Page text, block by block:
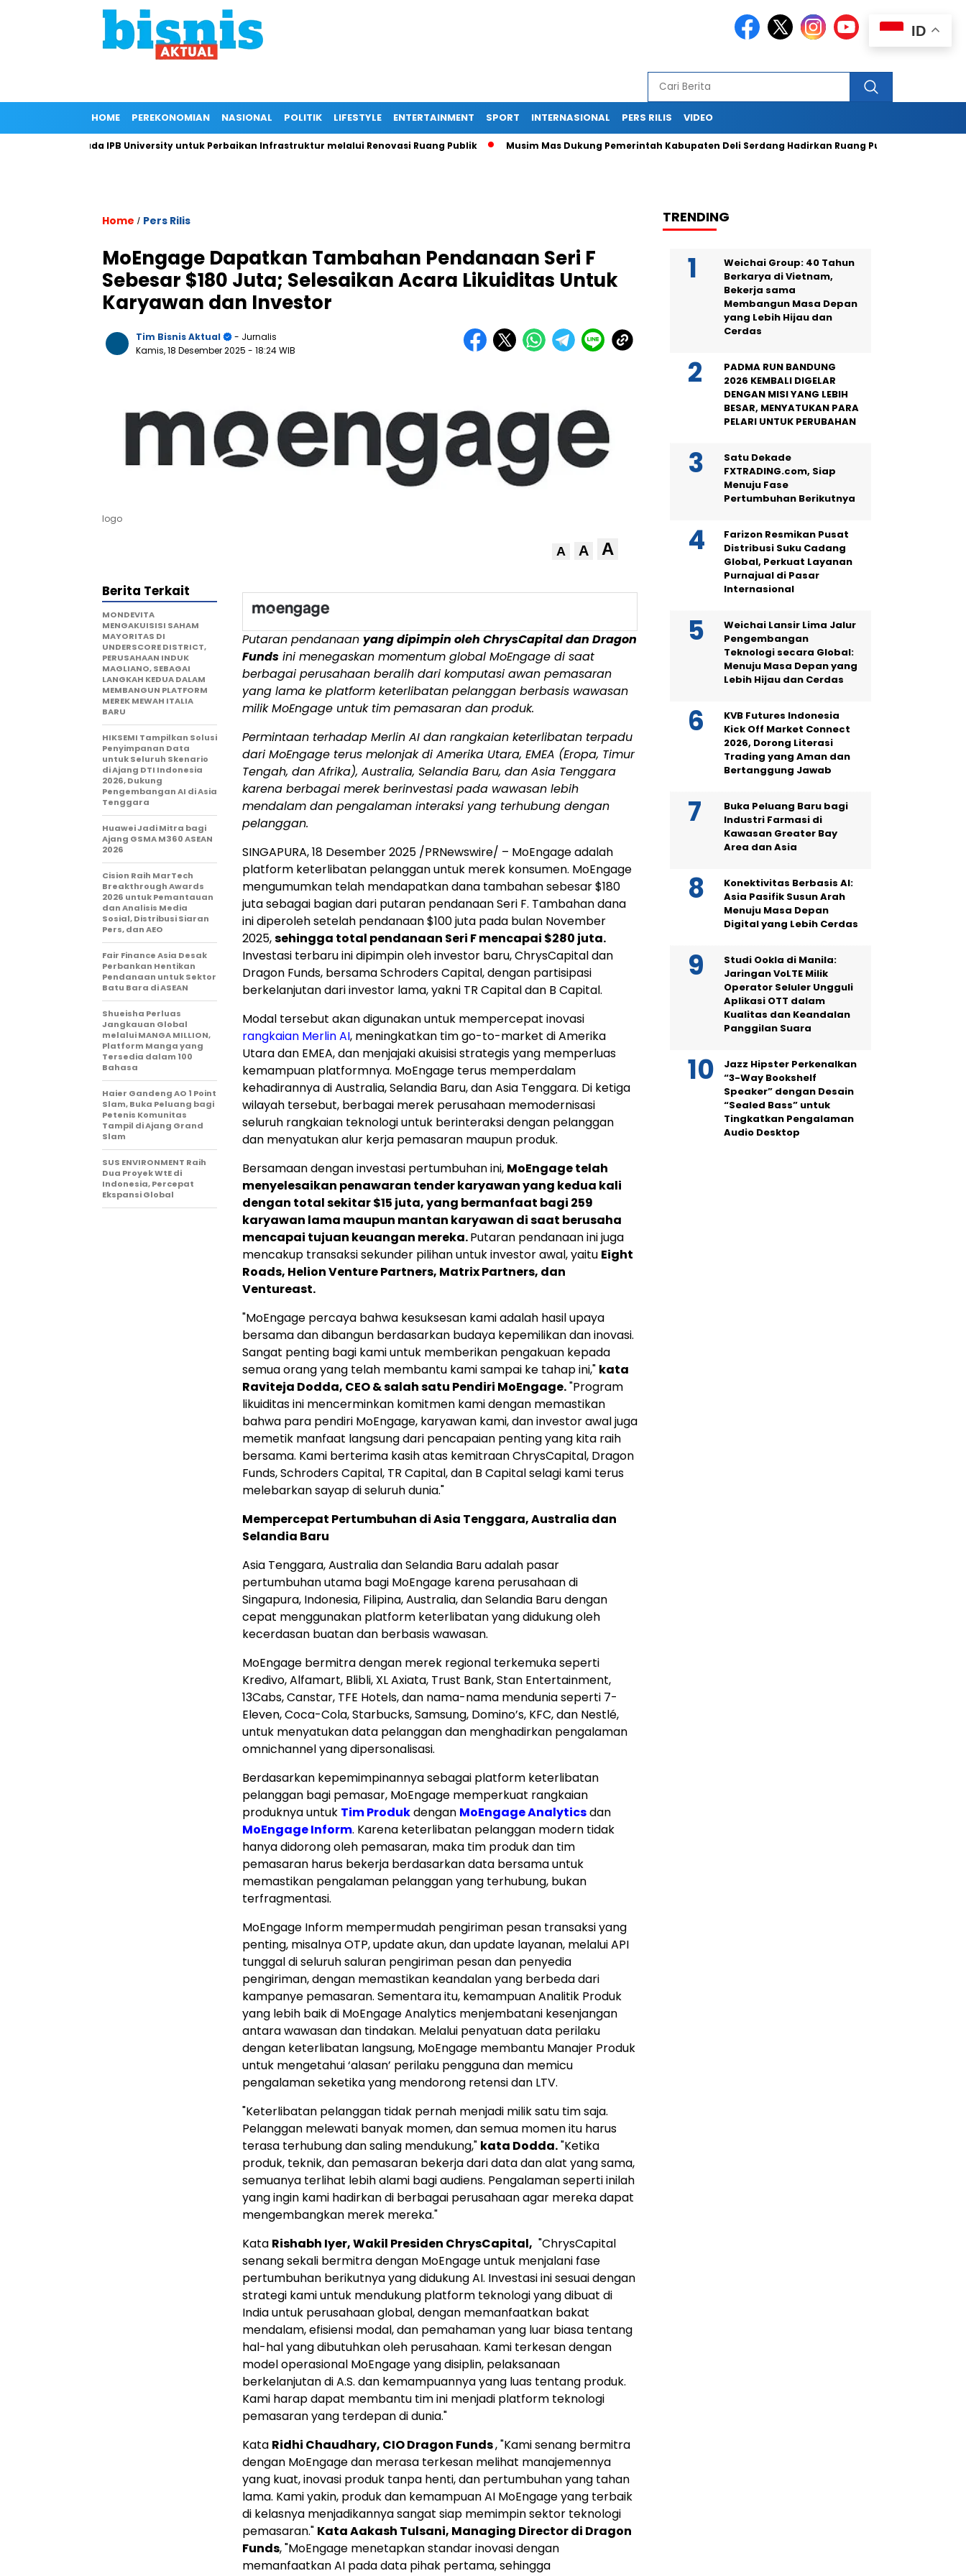
HOME PEREKONOMIAN NASIONAL POLITIK LIFESTYLE ENTERTAINMENT SPORT INTERNASIONAL PERS RILIS VIDEO
Kepada IPB University untuk Perbaikan Infrastruktur melalui Renovasi Ruang Publik Musim Mas Dukung Pemerintah Kabupaten Deli Serdang Hadirkan Ruang Publik Bersama melalui
Home / Pers Rilis
MoEngage Dapatkan Tambahan Pendanaan Seri F
Sebesar $180 Juta; Selesaikan Acara Likuiditas Untuk
Karyawan dan Investor
Tim Bisnis Aktual
- Jurnalis
Kamis, 18 Desember 2025 - 18:24 WIB
logo
A A A
Putaran pendanaan yang dipimpin oleh ChrysCapital dan Dragon
Funds ini menegaskan momentum global MoEngage di saat
berbagai perusahaan beralih dari komputasi awan pemasaran
yang lama ke platform keterlibatan pelanggan berbasis wawasan
milik MoEngage untuk tim pemasaran dan produk.
Permintaan terhadap Merlin AI dan rangkaian keterlibatan terpadu
dari MoEngage terus melonjak di Amerika Utara, EMEA (Eropa, Timur
Tengah, dan Afrika), Australia, Selandia Baru, dan Asia Tenggara
karena berbagai merek berinvestasi pada wawasan lebih
mendalam dan pengalaman interaksi yang terhubung dengan
pelanggan.
SINGAPURA,18 Desember 2025 /PRNewswire/ – MoEngage adalah
platform keterlibatan pelanggan untuk merek konsumen. MoEngage
mengumumkan telah mendapatkan dana tambahan sebesar$180
juta sebagai bagian dari putaran pendanaan Seri F. Tambahan dana
ini diperoleh setelah pendanaan$100juta pada bulan November
2025,sehingga total pendanaan Seri F mencapai $280 juta.
Investasi terbaru ini dipimpin oleh investor baru, ChrysCapital dan
Dragon Funds, bersama Schroders Capital, dengan partisipasi
berkelanjutan dari investor lama, yakni TR Capital dan B Capital.
Modal tersebut akan digunakan untuk mempercepat inovasi
rangkaian Merlin AI, meningkatkan tim go-to-market diAmerika
Utaradan EMEA, dan menjajaki akuisisi strategis yang memperluas
kemampuan platformnya. MoEngage terus memperdalam
kehadirannya diAustralia,Selandia Baru, danAsia Tenggara. Di ketiga
wilayah tersebut, berbagai merek perusahaan memodernisasi
seluruh rangkaian teknologi untuk berinteraksi dengan pelanggan
dan menyatukan alur kerja pemasaran maupun produk.
Bersamaan dengan investasi pertumbuhan ini, MoEngage telah
menyelesaikan penawaran tender karyawan yang kedua kali
dengan total sekitar$15 juta, yang bermanfaat bagi 259
karyawan lama maupun mantan karyawan di saat berusaha
mencapai tujuan keuangan mereka.Putaran pendanaan ini juga
mencakup transaksi sekunder pilihan untuk investor awal, yaitu Eight
Roads, Helion Venture Partners, Matrix Partners, dan
Ventureast.
"MoEngage percaya bahwa kesuksesan kami adalah hasil upaya
bersama dan dibangun berdasarkan budaya kepemilikan dan inovasi.
Sangat penting bagi kami untuk memberikan pengakuan kepada
semua orang yang telah membantu kami sampai ke tahap ini," kata
Raviteja Dodda, CEO & salah satu Pendiri MoEngage."Program
likuiditas ini mencerminkan komitmen kami dengan memastikan
bahwa para pendiri MoEngage, karyawan kami, dan investor awal juga
memetik manfaat langsung dari pencapaian penting yang kita raih
bersama. Kami berterima kasih atas kemitraan ChrysCapital, Dragon
Funds, Schroders Capital, TR Capital, dan B Capital selagi kami terus
melebarkan sayap di seluruh dunia."
Mempercepat Pertumbuhan diAsia Tenggara,Australia dan
Selandia Baru
Asia Tenggara,AustraliadanSelandia Baruadalah pasar
pertumbuhan utama bagi MoEngage karena perusahaan di
Singapura, Indonesia, Filipina,Australia, danSelandia Barudengan
cepat menggunakan platform keterlibatan yang didukung oleh
kecerdasan buatan dan berbasis wawasan.
MoEngage bermitra dengan merek regional terkemuka seperti
Kredivo, Alfamart, Blibli, XL Axiata, Trust Bank, Stan Entertainment,
13Cabs, Canstar, TFE Hotels, dan nama-nama mendunia seperti 7-
Eleven, Coca-Cola, Starbucks, Samsung, Domino’s, KFC, dan Nestlé,
untuk menyatukan data pelanggan dan menghadirkan pengalaman
omnichannel yang dipersonalisasi.
Berdasarkan kepemimpinannya sebagai platform keterlibatan
pelanggan bagi pemasar, MoEngage memperkuat rangkaian
produknya untuk Tim Produkdengan MoEngage Analyticsdan
MoEngage Inform. Karena keterlibatan pelanggan modern tidak
hanya didorong oleh pemasaran, maka tim produk dan tim
pemasaran harus bekerja berdasarkan data bersama untuk
memastikan pengalaman pelanggan yang terhubung, bukan
terfragmentasi.
MoEngage Inform mempermudah pengiriman pesan transaksi yang
penting, misalnya OTP, update akun, dan update layanan, melalui API
tunggal di seluruh saluran pengiriman pesan dan penyedia
pengiriman, dengan memastikan keandalan yang berbeda dari
kampanye pemasaran. Sementara itu, kemampuan Analitik Produk
yang lebih baik di MoEngage Analytics menjembatani kesenjangan
antara wawasan dan tindakan. Melalui penyatuan data perilaku
dengan keterlibatan langsung, MoEngage membantu Manajer Produk
untuk mengetahui ‘alasan’ perilaku pengguna dan memicu
pengalaman seketika yang mendorong retensi dan LTV.
"Keterlibatan pelanggan tidak pernah menjadi milik satu tim saja.
Pelanggan melewati banyak momen, dan semua momen itu harus
terasa terhubung dan saling mendukung," kata Dodda."Ketika
produk, teknik, dan pemasaran bekerja dari data dan alat yang sama,
semuanya terlihat lebih alami bagi audiens. Pengalaman seperti inilah
yang ingin kami hadirkan di berbagai perusahaan agar mereka dapat
mengembangkan merek mereka."
Kata Rishabh Iyer, Wakil Presiden ChrysCapital, "ChrysCapital
senang sekali bermitra dengan MoEngage untuk menjalani fase
pertumbuhan berikutnya yang didukung AI. Investasi ini sesuai dengan
strategi kami untuk mendukung platform teknologi yang dibuat di
Indiauntuk perusahaan global, dengan memanfaatkan bakat
mendalam, efisiensi modal, dan pemahaman yang luar biasa tentang
hal-hal yang dibutuhkan oleh perusahaan. Kami terkesan dengan
model operasional MoEngage yang disiplin, pelaksanaan
berkelanjutan di A.S. dan kemampuannya yang luas tentang produk.
Kami harap dapat membantu tim ini menjadi platform teknologi
pemasaran yang terdepan di dunia."
Kata Ridhi Chaudhary, CIO Dragon Funds, "Kami senang bermitra
dengan MoEngage dan merasa terkesan melihat manajemennya
yang kuat, inovasi produk tanpa henti, dan pertumbuhan yang tahan
lama. Kami yakin, produk dan kemampuan AI MoEngage yang terbaik
di kelasnya menjadikannya sangat siap memimpin sektor teknologi
pemasaran." Kata Aakash Tulsani, Managing Director di Dragon
Funds, "MoEngage menetapkan standar inovasi dengan
memanfaatkan AI pada data pihak pertama, sehingga
Berita Terkait
MONDEVITA
MENGAKUISISI SAHAM
MAYORITAS DI
UNDERSCORE DISTRICT,
PERUSAHAAN INDUK
MAGLIANO, SEBAGAI
LANGKAH KEDUA DALAM
MEMBANGUN PLATFORM
MEREK MEWAH ITALIA
BARU
HIKSEMI Tampilkan Solusi
Penyimpanan Data
untuk Seluruh Skenario
di Ajang DTI Indonesia
2026, Dukung
Pengembangan AI di Asia
Tenggara
Huawei Jadi Mitra bagi
Ajang GSMA M360 ASEAN
2026
Cision Raih MarTech
Breakthrough Awards
2026 untuk Pemantauan
dan Analisis Media
Sosial, Distribusi Siaran
Pers, dan AEO
Fair Finance Asia Desak
Perbankan Hentikan
Pendanaan untuk Sektor
Batu Bara di ASEAN
Shueisha Perluas
Jangkauan Global
melalui MANGA MILLION,
Platform Manga yang
Tersedia dalam 100
Bahasa
Haier Gandeng AO 1 Point
Slam, Buka Peluang bagi
Petenis Komunitas
Tampil di Ajang Grand
Slam
SUS ENVIRONMENT Raih
Dua Proyek WtE di
Indonesia, Percepat
Ekspansi Global
TRENDING
Weichai Group: 40 Tahun
Berkarya di Vietnam,
Bekerja sama
Membangun Masa Depan
yang Lebih Hijau dan
Cerdas
PADMA RUN BANDUNG
2026 KEMBALI DIGELAR
DENGAN MISI YANG LEBIH
BESAR, MENYATUKAN PARA
PELARI UNTUK PERUBAHAN
Satu Dekade
FXTRADING.com, Siap
Menuju Fase
Pertumbuhan Berikutnya
Farizon Resmikan Pusat
Distribusi Suku Cadang
Global, Perkuat Layanan
Purnajual di Pasar
Internasional
Weichai Lansir Lima Jalur
Pengembangan
Teknologi secara Global:
Menuju Masa Depan yang
Lebih Hijau dan Cerdas
KVB Futures Indonesia
Kick Off Market Connect
2026, Dorong Literasi
Trading yang Aman dan
Bertanggung Jawab
Buka Peluang Baru bagi
Industri Farmasi di
Kawasan Greater Bay
Area dan Asia
Konektivitas Berbasis AI:
Asia Pasifik Susun Arah
Menuju Masa Depan
Digital yang Lebih Cerdas
Studi Ookla di Manila:
Jaringan VoLTE Milik
Operator Seluler Ungguli
Aplikasi OTT dalam
Kualitas dan Keandalan
Panggilan Suara
Jazz Hipster Perkenalkan
“3-Way Bookshelf
Speaker” dengan Desain
“Sealed Bass” untuk
Tingkatkan Pengalaman
Audio Desktop
ID